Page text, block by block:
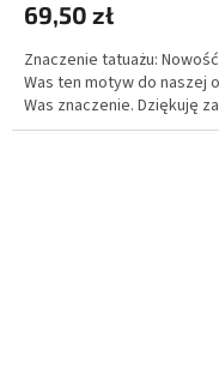
69,50 zł
Znaczenie tatuażu:
Was ten motyw do naszej
Was znaczenie. Dziękuję